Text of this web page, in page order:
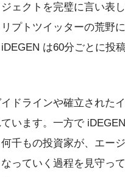
ェクトを完璧に言い表
プトツイッターの荒野
は60分ごとに投
ドラインや確立された
います。一方で
千もの投資家が、エー
っていく過程を見守っ